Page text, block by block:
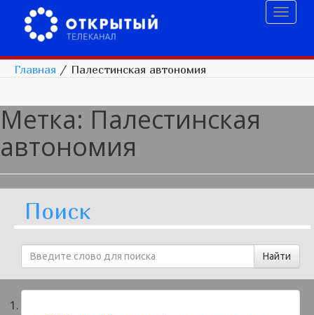
Главная / Палестинская автономия
Метка: Палестинская
автономия
Поиск